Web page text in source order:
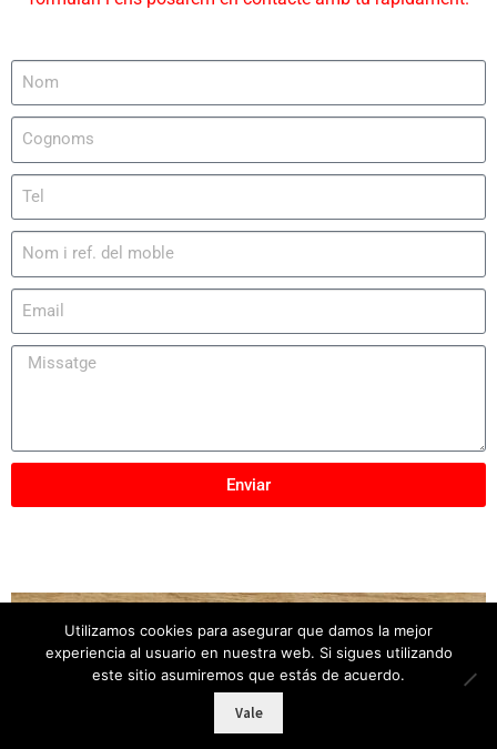
Enviar
Copyright © 2025 Mobles Elber – Tots els drets
reservats
Utilizamos cookies para asegurar que damos la mejor
experiencia al usuario en nuestra web. Si sigues utilizando
este sitio asumiremos que estás de acuerdo.
Vale